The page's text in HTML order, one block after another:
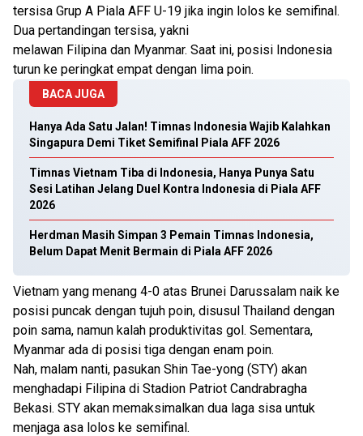
tersisa Grup A Piala AFF U-19 jika ingin lolos ke semifinal.
Dua pertandingan tersisa, yakni
melawan Filipina dan Myanmar. Saat ini, posisi Indonesia
turun ke peringkat empat dengan lima poin.
BACA JUGA
Hanya Ada Satu Jalan! Timnas Indonesia Wajib Kalahkan
Singapura Demi Tiket Semifinal Piala AFF 2026
Timnas Vietnam Tiba di Indonesia, Hanya Punya Satu
Sesi Latihan Jelang Duel Kontra Indonesia di Piala AFF
2026
Herdman Masih Simpan 3 Pemain Timnas Indonesia,
Belum Dapat Menit Bermain di Piala AFF 2026
Vietnam yang menang 4-0 atas Brunei Darussalam naik ke
posisi puncak dengan tujuh poin, disusul Thailand dengan
poin sama, namun kalah produktivitas gol. Sementara,
Myanmar ada di posisi tiga dengan enam poin.
Nah, malam nanti, pasukan Shin Tae-yong (STY) akan
menghadapi Filipina di Stadion Patriot Candrabragha
Bekasi. STY akan memaksimalkan dua laga sisa untuk
menjaga asa lolos ke semifinal.